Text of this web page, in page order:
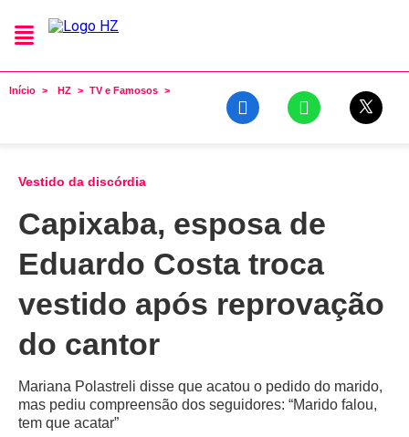
Início HZ TV e Famosos
Vestido da discórdia
Capixaba, esposa de
Eduardo Costa troca
vestido após reprovação
do cantor
Mariana Polastreli disse que acatou o pedido do marido,
mas pediu compreensão dos seguidores: “Marido falou,
tem que acatar”